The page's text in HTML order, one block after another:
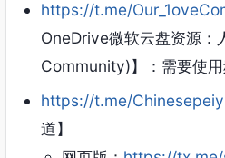
https://t.me/
OneDrive微软云盘资源：
Community)】：需要使
https://t.me/
道】